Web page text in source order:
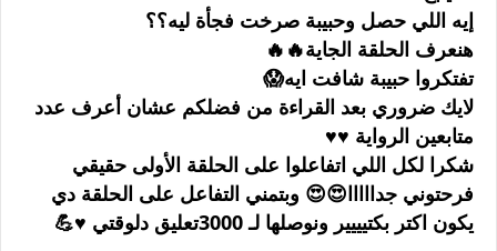
إيه اللي حصل وحبيبة صرخت فجأة ليه؟؟
هنعرف الحلقة الجاية🔥🔥
تفتكروا حبيبة شافت ايه😱
لايك ضروري بعد القراءة من فضلكم عشان أعرف عدد
متابعين الرواية ♥️♥️
شكرا لكل اللي اتفاعلوا على الحلقة الأولى حقيقي
فرحتوني جدااااا😍😍 وبتمني التفاعل على الحلقة دي
يكون اكتر بكتيييير ونوصلها لـ 3000تعليق دلوقتي ♥️💪